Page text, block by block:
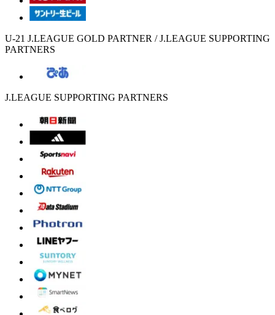
U-21 J.LEAGUE GOLD PARTNER / J.LEAGUE SUPPORTING
PARTNERS
J.LEAGUE SUPPORTING PARTNERS